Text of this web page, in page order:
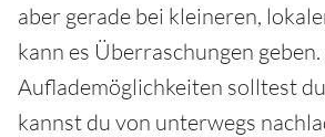
aber gerade bei kleineren,
kann es Überraschungen
Auflademöglichkeiten solltest
kannst du von unterwegs